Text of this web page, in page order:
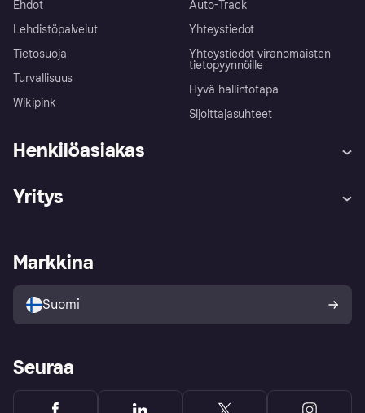
Ehdot
Lehdistöpalvelut
Tietosuoja
Turvallisuus
Wikipink
Auto-Track
Yhteystiedot
Yhteystiedot viranomaisten
tietopyynnöille
Hyvä hallintotapa
Sijoittajasuhteet
Henkilöasiakas
Ohje
Kirjaudu sisään
Tutustu kauppoihin
Ostajan turva
Yritys
Kirjaudu sisään yrityksenä
Markkina
Suomi
Seuraa